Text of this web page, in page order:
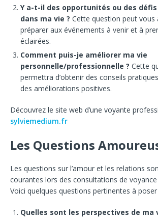
Y a-t-il des opportunités ou des
dans ma vie ? Cette question peut vous
préparer aux événements à venir et à
éclairées.
Comment puis-je améliorer ma vie
personnelle/professionnelle ? Cette
permettra d’obtenir des conseils
des améliorations positives.
Découvrez le site web d’une voyante
sylviemedium.fr
Les Questions
Les questions sur l’amour et les relations
courantes lors des consultations de
Voici quelques questions pertinentes à poser
Quelles sont les perspectives de ma